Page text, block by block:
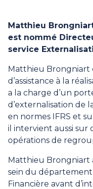
Matthieu
est nommé
service
Matthieu Brongniart
d’assistance à la
a la charge d’un
d’externalisation de
en normes IFRS et
il intervient aussi sur
opérations de
Matthieu Brongniart
sein du département
Financière avant